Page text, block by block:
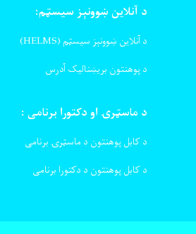
د آنلاین ښوونېز سیسټم:
د آنلاین ښوونېز سیسټم (HELMS)
د پوهنتون بریښنالیک آدرس
د ماسټرۍ او دکتورا برنامی :
د کابل پوهنتون د ماسټرۍ برنامی
د کابل پوهنتون د دکتورا برنامی